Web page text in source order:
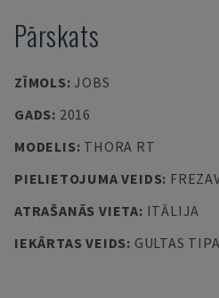
Pārskats
ZĪMOLS:JOBS
GADS: 2016
MODELIS: THORA RT
PIELIETOJUMA VEIDS:
ATRAŠANĀS VIETA: ITĀLIJA
IEKĀRTAS VEIDS: GULTAS